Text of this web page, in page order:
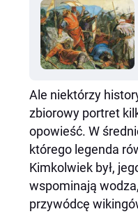
Ale niektórzy
zbiorowy portret
opowieść. W
którego legenda
Kimkolwiek był,
wspominają
przywódcę